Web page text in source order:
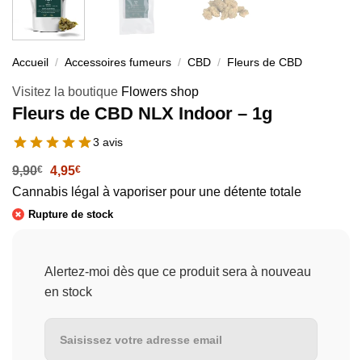
Accueil / Accessoires fumeurs / CBD / Fleurs de CBD
Visitez la boutique Flowers shop
Fleurs de CBD NLX Indoor – 1g
3 avis
9,90€
Le
initial
était :
9,90€.
4,95€Le
prix
actuel
est :
4,95€.
Cannabis légal à vaporiser pour une détente totale
Rupture de stock
Alertez-moi dès que ce produit sera à nouveau
en stock